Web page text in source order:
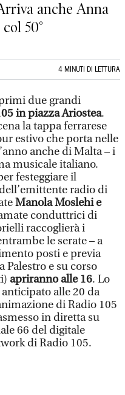
anche Anna
50°
4 MINUTI DI LETTURA
due grandi
in piazza Ariostea.
la tappa ferrarese
estivo che porta nelle
anche di Malta – i
musicale italiano.
festeggiare il
radio di
Manola Moslehi e
conduttrici di
raccoglierà i
le serate – a
posti e previa
Palestro e su corso
apriranno alle 16. Lo
anticipato alle 20 da
di Radio 105
in diretta su
66 del digitale
di Radio 105.